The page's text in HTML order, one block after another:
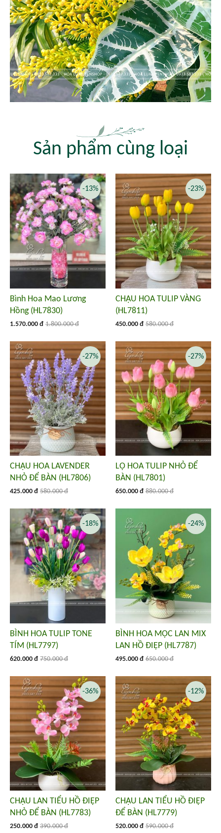
Sản phẩm cùng loại
Bình Hoa Mao Lương
Hồng (HL7830)
1.570.000 đ 1.800.000 đ
-13%
CHẬU HOA TULIP VÀNG
(HL7811)
450.000 đ 580.000 đ
-23%
CHẬU HOA LAVENDER
NHỎ ĐỂ BÀN (HL7806)
425.000 đ 580.000 đ
-27%
LỌ HOA TULIP NHỎ ĐỂ
BÀN (HL7801)
650.000 đ 880.000 đ
-27%
BÌNH HOA TULIP TONE
TÍM (HL7797)
620.000 đ 750.000 đ
-18%
BÌNH HOA MỘC LAN MIX
LAN HỒ ĐIỆP (HL7787)
495.000 đ 650.000 đ
-24%
CHẬU LAN TIỂU HỒ ĐIỆP
NHỎ ĐỂ BÀN (HL7783)
250.000 đ 390.000 đ
-36%
CHẬU LAN TIỂU HỒ ĐIỆP
ĐỂ BÀN (HL7779)
520.000 đ 590.000 đ
-12%